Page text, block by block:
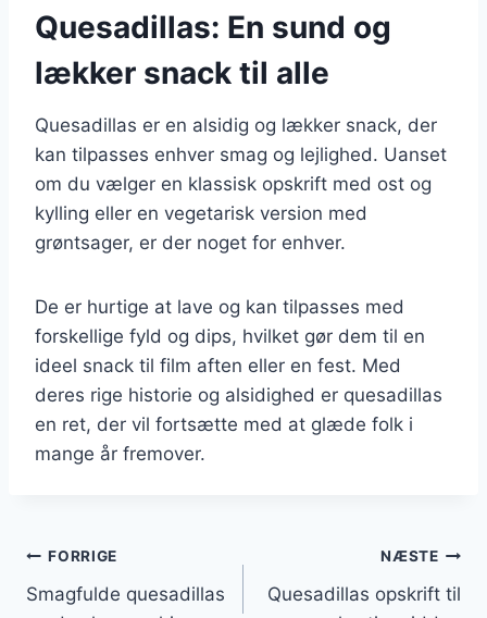
Quesadillas: En sund og
lækker snack til alle
Quesadillas er en alsidig og lækker snack, der
kan tilpasses enhver smag og lejlighed. Uanset
om du vælger en klassisk opskrift med ost og
kylling eller en vegetarisk version med
grøntsager, er der noget for enhver.
De er hurtige at lave og kan tilpasses med
forskellige fyld og dips, hvilket gør dem til en
ideel snack til film aften eller en fest. Med
deres rige historie og alsidighed er quesadillas
en ret, der vil fortsætte med at glæde folk i
mange år fremover.
Indlægsnavigation
FORRIGE
Smagfulde quesadillas
NÆSTE
Quesadillas opskrift til